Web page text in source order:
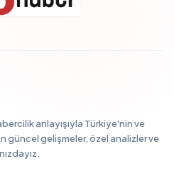
anlayışıyla Türkiye'nin ve
güncel gelişmeler, özel analizler ve